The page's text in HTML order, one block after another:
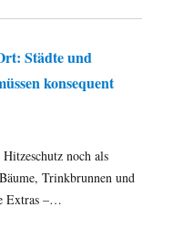
Städte und
konsequent
noch als
Trinkbrunnen und
Extras –…